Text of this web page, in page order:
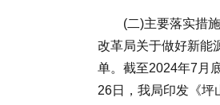
(二)主要落实措施
改革局关于做好新能
单。截至2024年7月
26日，我局印发《坪